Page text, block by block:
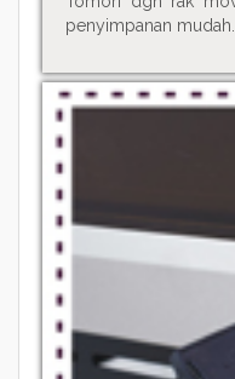
penyimpanan